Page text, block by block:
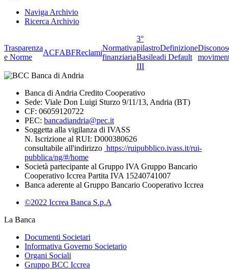
Naviga Archivio
Ricerca Archivio
Trasparenza
e Norme
ACFABFReclami
Normativa
finanziaria
3°
pilastro
Basilea
III
Definizione
di Default
Banca di Andria Credito Cooperativo
Sede: Viale Don Luigi Sturzo 9/11/13, Andria (BT)
CF: 06059120722
PEC: bancadiandria@pec.it
Soggetta alla vigilanza di IVASS
N. Iscrizione al RUI: D000380626
consultabile all'indirizzo https://ruipubblico.ivass.it/rui-
pubblica/ng/#/home
Società partecipante al Gruppo IVA Gruppo Bancario
Cooperativo Iccrea Partita IVA 15240741007
Banca aderente al Gruppo Bancario Cooperativo Iccrea
©2022 Iccrea Banca S.p.A
La Banca
Documenti Societari
Informativa Governo Societario
Organi Sociali
Gruppo BCC Iccrea